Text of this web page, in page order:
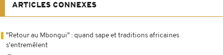
ARTICLES CONNEXES
"Retour au Mbongui" : quand sape et traditions africaines
s'entremêlent